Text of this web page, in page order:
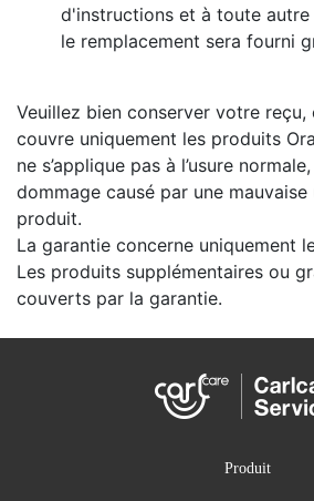
d'instructions et à toute
le remplacement sera fourni
Veuillez bien conserver votre
couvre uniquement les produits
ne s’applique pas à l’usure
dommage causé par une
produit.
La garantie concerne uniquement
Les produits supplémentaires ou
couverts par la garantie.
Produit